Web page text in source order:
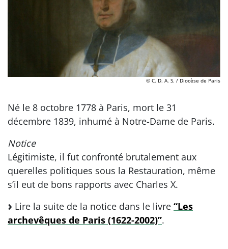
© C. D. A. S. / Diocèse de Paris
Né le 8 octobre 1778 à Paris, mort le 31
décembre 1839, inhumé à Notre-Dame de Paris.
Notice
Légitimiste, il fut confronté brutalement aux
querelles politiques sous la Restauration, même
s’il eut de bons rapports avec Charles X.
Lire la suite de la notice dans le livre “Les
archevêques de Paris (1622-2002)”.